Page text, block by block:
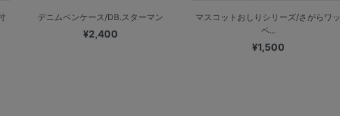
デニムペンケース/DB.スターマン
¥2,400
マスコットおしりシリーズ/さがらワッ
ペ...
¥1,500